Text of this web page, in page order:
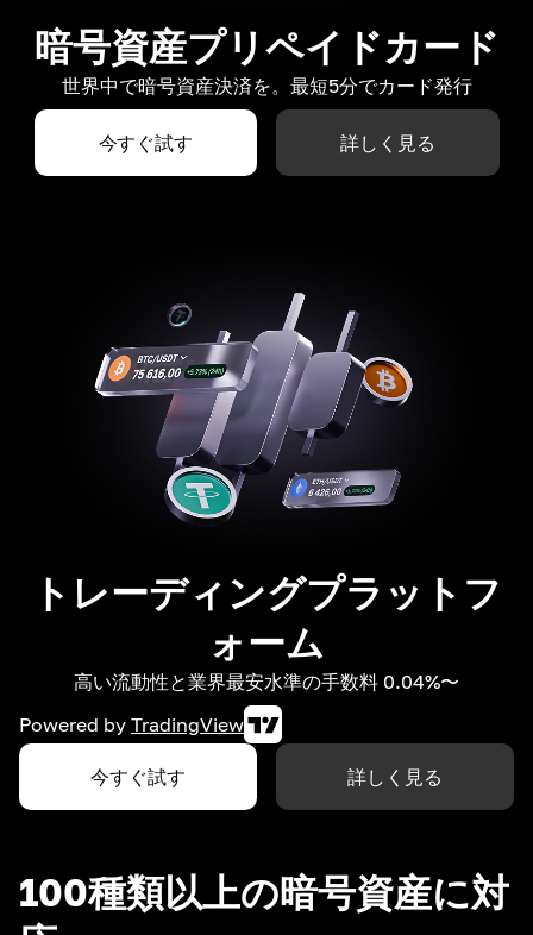
暗号資産プリペイドカード
世界中で暗号資産決済を。最短5分でカード発行
今すぐ試す 詳しく見る
トレーディングプラットフ
ォーム
高い流動性と業界最安水準の手数料 0.04%〜
Powered by TradingView
今すぐ試す 詳しく見る
100種類以上の暗号資産に対